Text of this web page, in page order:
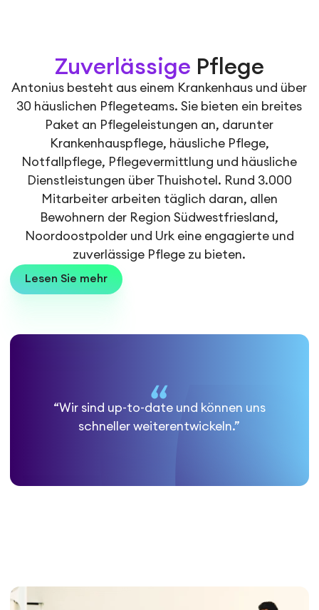
Zuverlässige Pflege
Antonius besteht aus einem Krankenhaus und über
30 häuslichen Pflegeteams. Sie bieten ein breites
Paket an Pflegeleistungen an, darunter
Krankenhauspflege, häusliche Pflege,
Notfallpflege, Pflegevermittlung und häusliche
Dienstleistungen über Thuishotel. Rund 3.000
Mitarbeiter arbeiten täglich daran, allen
Bewohnern der Region Südwestfriesland,
Noordoostpolder und Urk eine engagierte und
zuverlässige Pflege zu bieten.
Lesen Sie mehr
“Wir sind up-to-date und können uns
schneller weiterentwickeln.”